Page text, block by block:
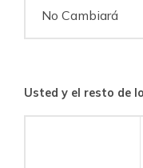
No Cambiará
Usted y el resto de